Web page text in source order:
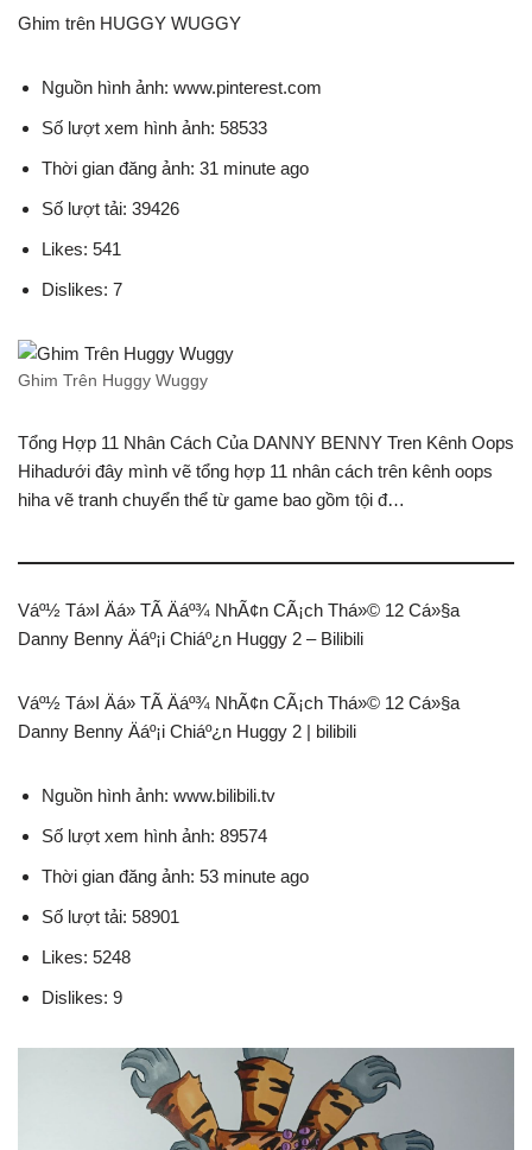
Ghim trên HUGGY WUGGY
Nguồn hình ảnh: www.pinterest.com
Số lượt xem hình ảnh: 58533
Thời gian đăng ảnh: 31 minute ago
Số lượt tải: 39426
Likes: 541
Dislikes: 7
Ghim Trên Huggy Wuggy
Tổng Hợp 11 Nhân Cách Của DANNY BENNY Tren Kênh Oops
Hihadưới đây mình vẽ tổng hợp 11 nhân cách trên kênh oops
hiha vẽ tranh chuyển thể từ game bao gồm tội đ…
Váº½ Tá»I Äá» TÃ Äáº¾ NhÃ¢n CÃ¡ch Thá»© 12 Cá»§a
Danny Benny Äáº¡i Chiáº¿n Huggy 2 – Bilibili
Váº½ Tá»I Äá» TÃ Äáº¾ NhÃ¢n CÃ¡ch Thá»© 12 Cá»§a
Danny Benny Äáº¡i Chiáº¿n Huggy 2 | bilibili
Nguồn hình ảnh: www.bilibili.tv
Số lượt xem hình ảnh: 89574
Thời gian đăng ảnh: 53 minute ago
Số lượt tải: 58901
Likes: 5248
Dislikes: 9